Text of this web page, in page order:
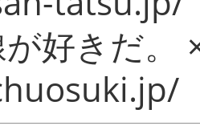
好きだ。